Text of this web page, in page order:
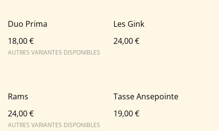
Duo Prima
18,00 €
AUTRES VARIANTES DISPONIBLES
Les Gink
24,00 €
Rams
24,00 €
AUTRES VARIANTES DISPONIBLES
Tasse Ansepointe
19,00 €